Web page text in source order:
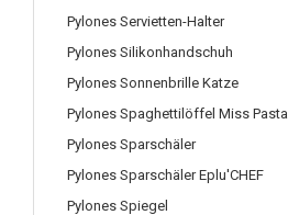
Pylones Servietten-Halter
Pylones Silikonhandschuh
Pylones Sonnenbrille Katze
Pylones Spaghettilöffel Miss Pasta
Pylones Sparschäler
Pylones Sparschäler Eplu'CHEF
Pylones Spiegel